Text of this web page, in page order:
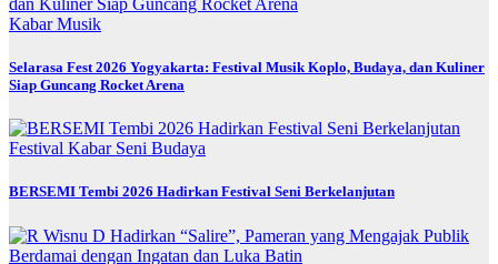
KabarMusik
Selarasa Fest 2026 Yogyakarta: Festival Musik Koplo, Budaya, dan Kuliner
Siap Guncang Rocket Arena
Festival Kabar Seni Budaya
BERSEMI Tembi 2026 Hadirkan Festival Seni Berkelanjutan